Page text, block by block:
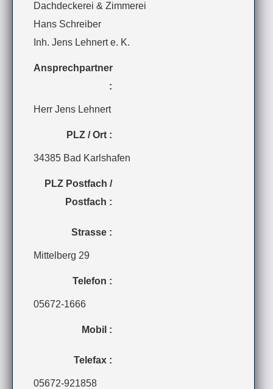
Dachdeckerei & Zimmerei
Hans Schreiber
Inh. Jens Lehnert e. K.
Ansprechpartner
:
Herr Jens Lehnert
PLZ / Ort :
34385 Bad Karlshafen
PLZ Postfach /
Postfach :
Strasse :
Mittelberg 29
Telefon :
05672-1666
Mobil :
Telefax :
05672-921858